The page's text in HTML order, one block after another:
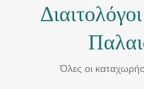
Όλες οι